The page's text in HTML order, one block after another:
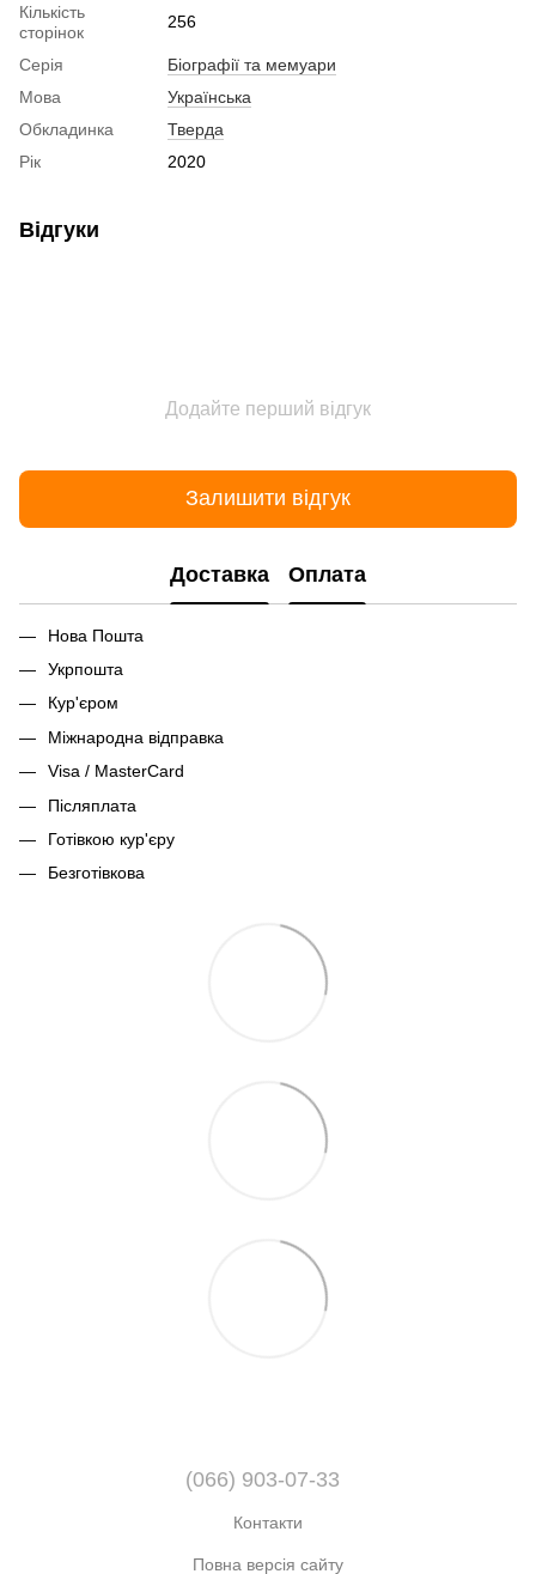
Кількість
сторінок
256
Серія
Біографії та мемуари
Мова
Українська
Обкладинка
Тверда
Рік
2020
Відгуки
Додайте перший відгук
Залишити відгук
Доставка Оплата
Нова Пошта
Укрпошта
Кур'єром
Міжнародна відправка
Visa / MasterCard
Післяплата
Готівкою кур'єру
Безготівкова
(066) 903-07-33
Контакти
Повна версія сайту